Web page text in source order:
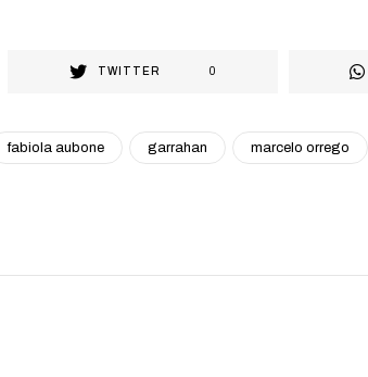
TWITTER 0
fabiola aubone garrahan marcelo orrego